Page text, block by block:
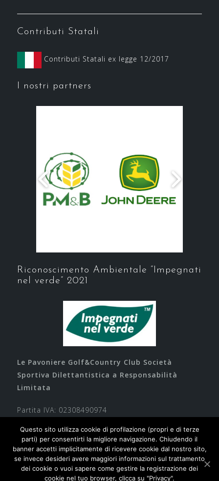
Contributi Statali
Contributi Statali ex legge 12/2017
I nostri partners
Riconoscimento Ambientale “Impegnati
nel verde” 2021
Le Pavoniere Golf&Country Club Società
Sportiva Dilettantistica a Responsabilità
Limitata
Partita IVA: 02308490974
Contatti Privacy Cookie
Questo sito utilizza cookie di profilazione (propri e di terze
parti) per consentirti la migliore navigazione. Chiudendo il
banner accetti implicitamente di ricevere cookie dal nostro sito,
se invece desideri avere maggiori informazioni sul trattamento
dei cookie o vuoi sapere come gestire la registrazione dei
cookie nel tuo browser, clicca su "Privacy".